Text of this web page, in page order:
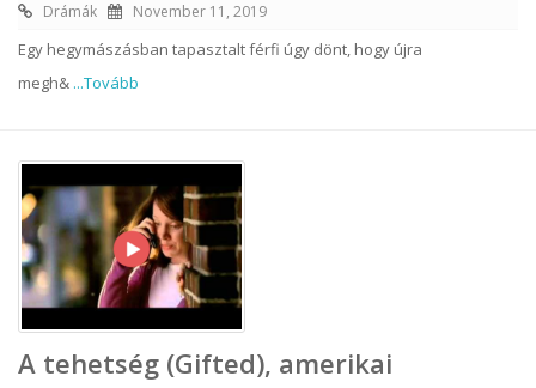
Drámák November 11, 2019
Egy hegymászásban tapasztalt férfi úgy dönt, hogy újra
megh& ...Tovább
A tehetség (Gifted), amerikai